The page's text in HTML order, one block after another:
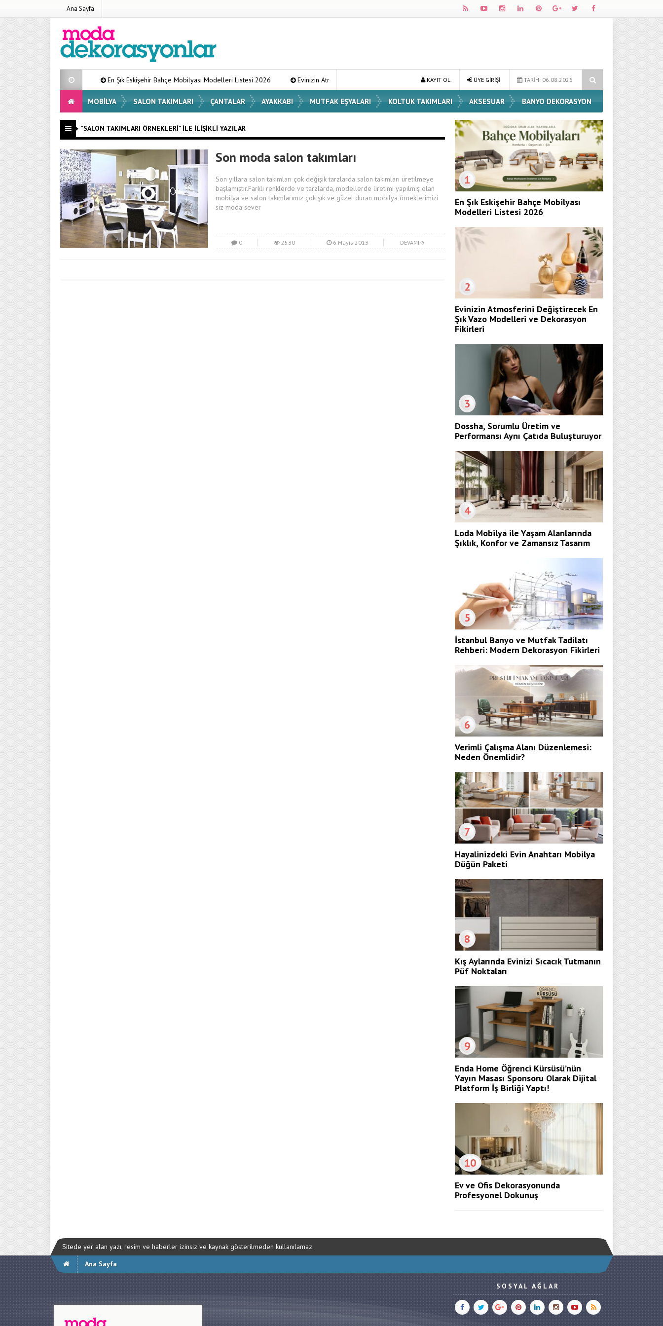
Ana Sayfa
En Şık Eskişehir Bahçe Mobilyası Modelleri Listesi 2026 Evinizin Atmosferini Değiştirecek En Şık Vazo Modelleri ve Dekorasyon Fikirleri Dossha, Sorumlu Üretim ve Performansı Aynı
TARİH: 06.08.2026
ÜYE GİRİŞİ
KAYIT OL
MOBILYA SALON TAKIMLARI ÇANTALAR AYAKKABI MUTFAK EŞYALARI KOLTUK TAKIMLARI AKSESUAR BANYO DEKORASYON
"SALON TAKIMLARI ÖRNEKLERI" ILE İLIŞIKLI YAZILAR
Son moda salon takımları
Son yıllara salon takımları çok değişik tarzlarda salon takımları üretilmeye
başlamıştır.Farklı renklerde ve tarzlarda, modellerde üretimi yapılmış olan
mobilya ve salon takımlarımız çok şık ve güzel duran mobilya örneklerimizi
siz moda sever
0 2530 6 Mayıs 2013 DEVAMI
1
En Şık Eskişehir Bahçe Mobilyası
Modelleri Listesi 2026
2
Evinizin Atmosferini Değiştirecek En
Şık Vazo Modelleri ve Dekorasyon
Fikirleri
3
Dossha, Sorumlu Üretim ve
Performansı Aynı Çatıda Buluşturuyor
4
Loda Mobilya ile Yaşam Alanlarında
Şıklık, Konfor ve Zamansız Tasarım
5
İstanbul Banyo ve Mutfak Tadilatı
Rehberi: Modern Dekorasyon Fikirleri
6
Verimli Çalışma Alanı Düzenlemesi:
Neden Önemlidir?
7
Hayalinizdeki Evin Anahtarı Mobilya
Düğün Paketi
8
Kış Aylarında Evinizi Sıcacık Tutmanın
Püf Noktaları
9
Enda Home Öğrenci Kürsüsü’nün
Yayın Masası Sponsoru Olarak Dijital
Platform İş Birliği Yaptı!
10
Ev ve Ofis Dekorasyonunda
Profesyonel Dokunuş
Sitede yer alan yazı, resim ve haberler izinsiz ve kaynak gösterilmeden kullanılamaz.
Ana Sayfa
SOSYAL AĞLAR